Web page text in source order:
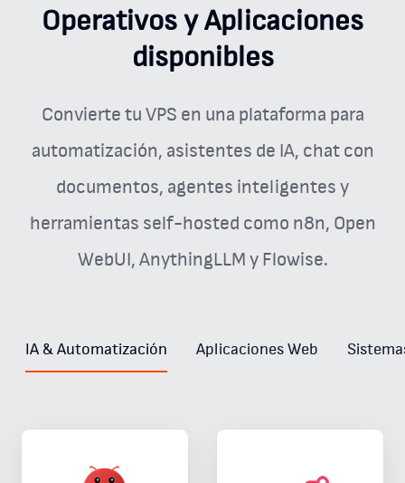
Operativos y Aplicaciones
disponibles
Convierte tu VPS en una plataforma para
automatización, asistentes de IA, chat con
documentos, agentes inteligentes y
herramientas self-hosted como n8n, Open
WebUI, AnythingLLM y Flowise.
IA & Automatización Aplicaciones Web